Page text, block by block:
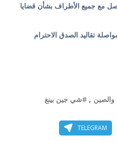
مع جميع الأطراف بشأن قضايا
تقاليد الصدق الاحترام
والصين , #شي جين بينغ
TELEGRAM